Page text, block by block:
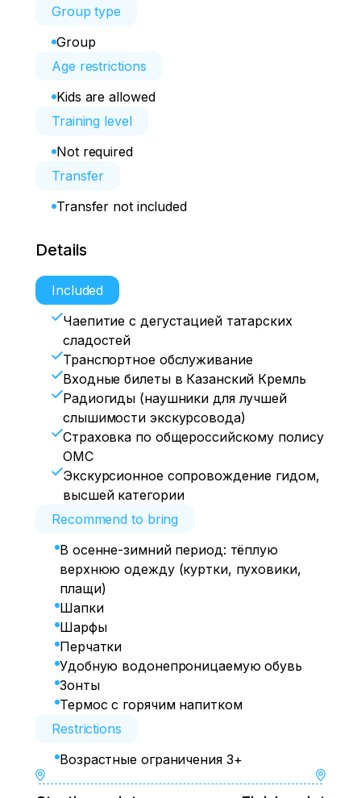
Group type
Group
Age restrictions
Kids are allowed
Training level
Not required
Transfer
Transfer not included
Details
Included
Чаепитие с дегустацией татарских
сладостей
Транспортное обслуживание
Входные билеты в Казанский Кремль
Радиогиды (наушники для лучшей
слышимости экскурсовода)
Страховка по общероссийскому полису
ОМС
Экскурсионное сопровождение гидом,
высшей категории
Recommend to bring
В осенне-зимний период: тёплую
верхнюю одежду (куртки, пуховики,
плащи)
Шапки
Шарфы
Перчатки
Удобную водонепроницаемую обувь
Зонты
Термос с горячим напитком
Restrictions
Возрастные ограничения 3+